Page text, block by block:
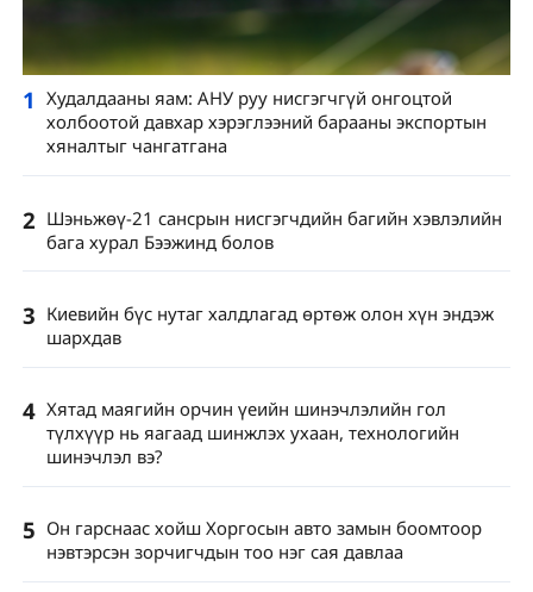
1 Худалдааны яам: АНУ руу нисгэгчгүй онгоцтой
холбоотой давхар хэрэглээний барааны экспортын
хяналтыг чангатгана
2 Шэньжөү-21 сансрын нисгэгчдийн багийн хэвлэлийн
бага хурал Бээжинд болов
3 Киевийн бүс нутаг халдлагад өртөж олон хүн эндэж
шархдав
4 Хятад маягийн орчин үеийн шинэчлэлийн гол
түлхүүр нь яагаад шинжлэх ухаан, технологийн
шинэчлэл вэ?
5 Он гарснаас хойш Хоргосын авто замын боомтоор
нэвтэрсэн зорчигчдын тоо нэг сая давлаа